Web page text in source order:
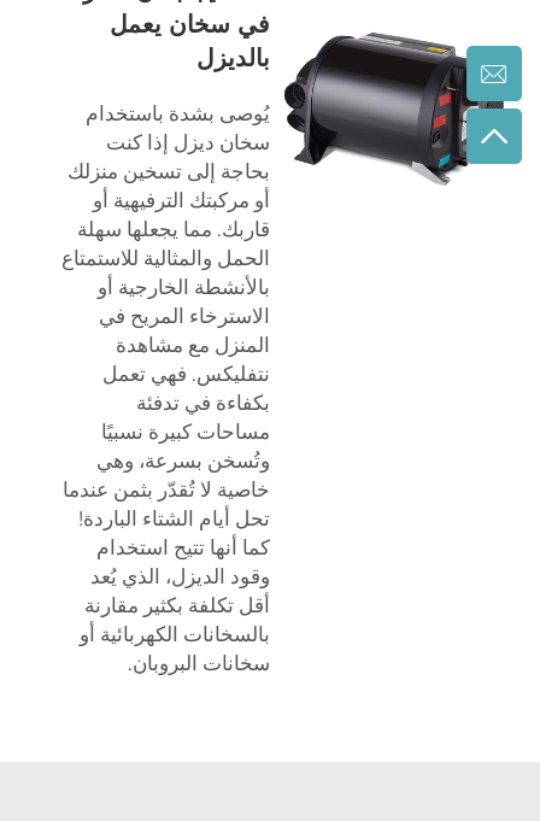
في سخان يعمل
بالديزل
يُوصى بشدة باستخدام
سخان ديزل إذا كنت
بحاجة إلى تسخين منزلك
أو مركبتك الترفيهية أو
قاربك. مما يجعلها سهلة
الحمل والمثالية للاستمتاع
بالأنشطة الخارجية أو
الاسترخاء المريح في
المنزل مع مشاهدة
نتفليكس. فهي تعمل
بكفاءة في تدفئة
مساحات كبيرة نسبيًا
وتُسخن بسرعة، وهي
خاصية لا تُقدّر بثمن عندما
تحل أيام الشتاء الباردة!
كما أنها تتيح استخدام
وقود الديزل، الذي يُعد
أقل تكلفة بكثير مقارنة
بالسخانات الكهربائية أو
سخانات البروبان.